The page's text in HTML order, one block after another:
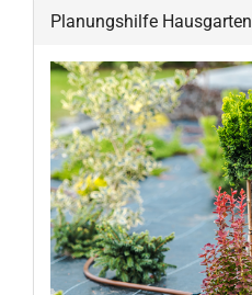
Planungshilfe Hausgarten